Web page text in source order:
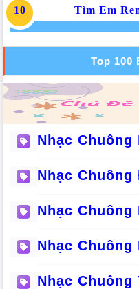
Tìm Em
Top 100
Nhạc Chuông
Nhạc Chuông
Nhạc
Nhạc Chuông
Nhạc Chuông